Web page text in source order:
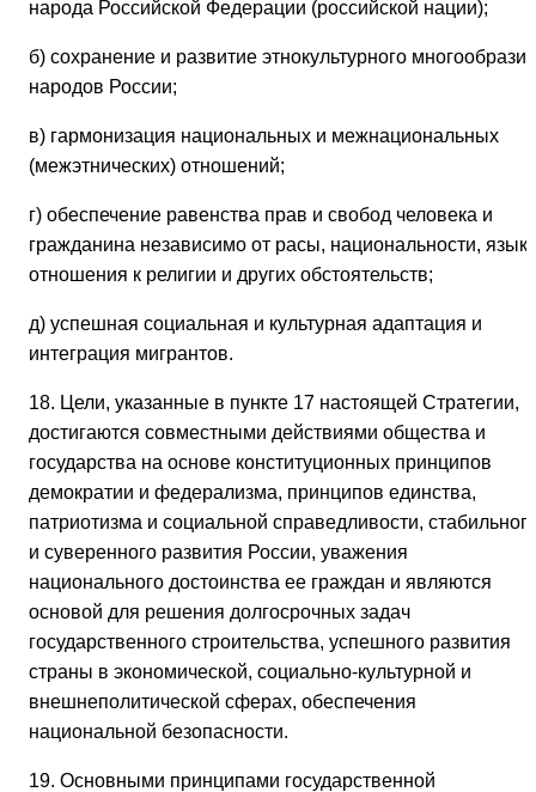
народа Российской Федерации (российской нации);
б) сохранение и развитие этнокультурного многообразия
народов России;
в) гармонизация национальных и межнациональных
(межэтнических) отношений;
г) обеспечение равенства прав и свобод человека и
гражданина независимо от расы, национальности,
отношения к религии и других обстоятельств;
д) успешная социальная и культурная адаптация и
интеграция мигрантов.
18. Цели, указанные в пункте 17 настоящей Стратегии,
достигаются совместными действиями общества и
государства на основе конституционных принципов
демократии и федерализма, принципов единства,
патриотизма и социальной справедливости,
и суверенного развития России, уважения
национального достоинства ее граждан и являются
основой для решения долгосрочных задач
государственного строительства, успешного развития
страны в экономической, социально-культурной и
внешнеполитической сферах, обеспечения
национальной безопасности.
19. Основными принципами государственной